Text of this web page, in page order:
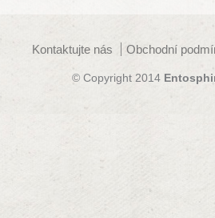
Kontaktujte nás Obchodní
© Copyright 2014